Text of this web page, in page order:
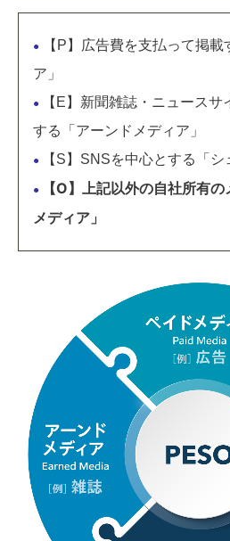
●
【P】広告費を支払って掲載
ア」
●
【E】新聞雑誌・ニュース
する「アーンドメディア」
● 【S】SNSを中心とする「シ
●
【O】上記以外の自社所有
メディア」